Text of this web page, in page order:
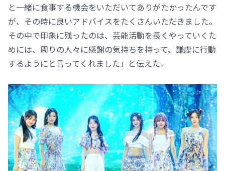
と一緒に食事する機会をいただいてありがたかったんです
が、その時に良いアドバイスをたくさんいただきました。
その中で印象に残ったのは、芸能活動を長くやっていくた
めには、周りの人々に感謝の気持ちを持って、謙虚に行動
するようにと言ってくれました」と伝えた。